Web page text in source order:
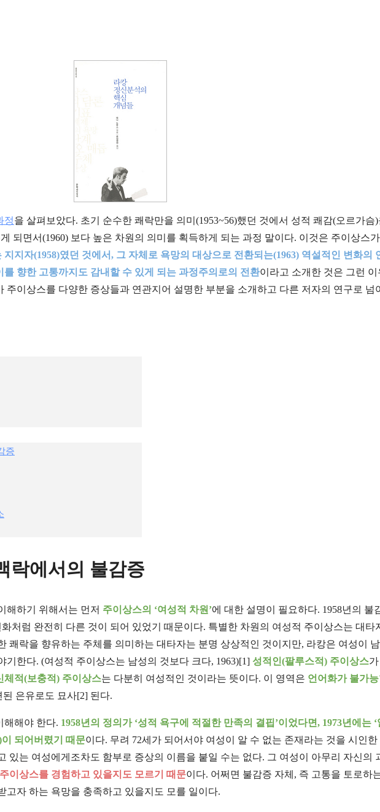
정을 살펴보았다. 초기 순수한 쾌락만을 의미(1953~56)했던 것에서 성적 쾌감(오르가슴
되면서(1960) 보다 높은 차원의 의미를 획득하게 되는 과정 말이다. 이것은 주이상스
지자(1958)였던 것에서, 그 자체로 욕망의 대상으로 전환되는(1963) 역설적인 변화의
를 향한 고통까지도 감내할 수 있게 되는 과정주의로의 전환이라고 소개한 것은 그런 이
주이상스를 다양한 증상들과 연관지어 설명한 부분을 소개하고 다른 저자의 연구로 넘
증
락에서의 불감증
해하기 위해서는 먼저 주이상스의 ‘여성적 차원’에 대한 설명이 필요하다. 1958년의 불
처럼 완전히 다른 것이 되어 있었기 때문이다. 특별한 차원의 여성적 주이상스는 대타
쾌락을 향유하는 주체를 의미하는 대타자는 분명 상상적인 것이지만, 라캉은 여성이
기한다. (여성적 주이상스는 남성의 것보다 크다, 1963)[1] 성적인(팔루스적) 주이상스
체적(보충적) 주이상스는 다분히 여성적인 것이라는 뜻이다. 이 영역은 언어화가 불가
은유로도 묘사[2] 된다.
해해야 한다. 1958년의 정의가 ‘성적 욕구에 적절한 만족의 결핍’이었다면, 1973년에는 ‘
되어버렸기 때문이다. 무려 72세가 되어서야 여성이 알 수 없는 존재라는 것을 시인한
있는 여성에게조차도 함부로 증상의 이름을 붙일 수는 없다. 그 여성이 아무리 자신의
이상스를 경험하고 있을지도 모르기 때문이다. 어쩌면 불감증 자체, 즉 고통을 토로하
고자 하는 욕망을 충족하고 있을지도 모를 일이다.